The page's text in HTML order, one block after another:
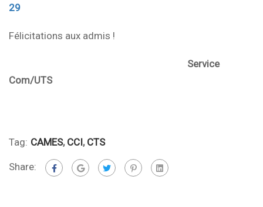
29
Félicitations aux admis !
Service
Com/UTS
Tag: CAMES, CCI, CTS
Share: